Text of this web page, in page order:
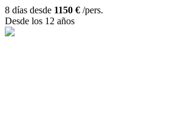
8 días desde 1150 € /pers.
Desde los 12 años